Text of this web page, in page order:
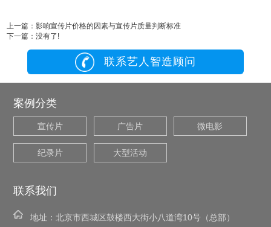
上一篇：影响宣传片价格的因素与宣传片质量判断标准
下一篇：没有了!
联系艺人智造顾问
案例分类
宣传片 广告片 微电影
纪录片 大型活动
联系我们
地址： 北京市西城区鼓楼西大街小八道湾10号（总部）